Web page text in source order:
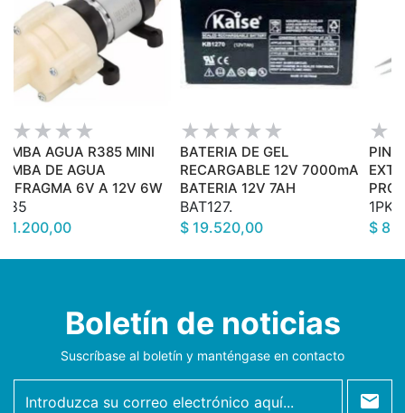
AGUA R385 MINI
DE AGUA
6V A 12V 6W
11.200,00
BATERIA DE GEL
RECARGABLE 12V 7000mA
BATERIA 12V 7AH
BAT127.
$ 19.520,00
$
Boletín de noticias
Suscríbase al boletín y manténgase en contacto